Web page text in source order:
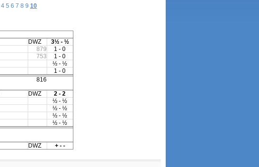
4 5 6 7 8 9 10
DWZ
3½ - ½
879
1 - 0
753
1 - 0
½ - ½
1 - 0
816
DWZ
2 - 2
½ - ½
½ - ½
½ - ½
½ - ½
DWZ + - -